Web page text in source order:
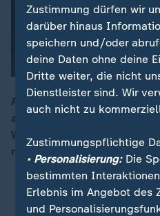
Abnehmspritzen können
auch andere
Warum übernehmen
nur in Ausnahmefällen?
Zustimmung dürfen wir
darüber hinaus
speichern und/oder
deine Daten ohne deine
Dritte weiter, die nicht
Dienstleister sind. Wir
auch nicht zu
Zustimmungspflichtige
• Personalisierung:Die
bestimmten
Erlebnis im Angebot des
und